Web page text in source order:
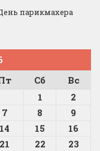
парикмахера
Сб
Вс
1
2
7 8
9
14 15
16
21 22
23